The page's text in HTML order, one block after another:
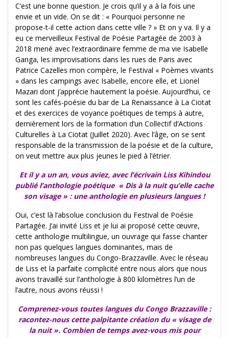
C’est une bonne question. Je crois qu’il y a à la fois une
envie et un vide. On se dit : « Pourquoi personne ne
propose-t-il cette action dans cette ville ? » Et on y va. Il y a
eu ce merveilleux Festival de Poésie Partagée de 2003 à
2018 mené avec l’extraordinaire femme de ma vie Isabelle
Ganga, les improvisations dans les rues de Paris avec
Patrice Cazelles mon compère, le Festival « Poèmes vivants
» dans les campings avec Isabelle, encore elle, et Lionel
Mazari dont j’apprécie hautement la poésie. Aujourd’hui, ce
sont les cafés-poésie du bar de La Renaissance à La Ciotat
et des exercices de voyance poétiques de temps à autre,
dernièrement lors de la formation d’un Collectif d’Actions
Culturelles à La Ciotat (Juillet 2020). Avec l’âge, on se sent
responsable de la transmission de la poésie et de la culture,
on veut mettre aux plus jeunes le pied à l’étrier.
Et il y a un an, vous aviez, avec l’écrivain Liss Kihindou
publié l’anthologie poétique « Dis à la nuit qu’elle cache
son visage » : une anthologie en plusieurs langues !
Oui, c’est là l’absolue conclusion du Festival de Poésie
Partagée. J’ai invité Liss et je lui ai proposé cette œuvre,
cette anthologie multilingue, un ouvrage qui fasse chanter
non pas quelques langues dominantes, mais de
nombreuses langues du Congo-Brazzaville. Avec le réseau
de Liss et la parfaite complicité entre nous alors que nous
avons travaillé sur l’anthologie à 800 kilomètres l’un de
l’autre, nous avons réussi !
Comprenez-vous toutes langues du Congo Brazzaville :
racontez-nous cette palpitante création du « visage de
la nuit ». Combien de temps avez-vous mis pour